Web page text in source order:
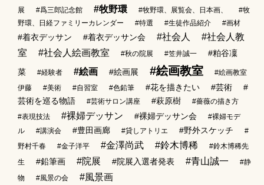
展
#爲三郎記念館 #牧野環 #牧野環、展覧会、日本画、
#牧
野環、日経ファミリーカレンダー
#特選 #生徒作品紹介 #画材
#着衣デッサン #着衣デッサン会 #社会人
#社会人教
室
#社会人絵画教室 #秋の院展 #笠井誠一
#粕谷凜
菜
#経験者 #絵画 #絵画展 #絵画教室
#絵画教室
伊藤
#美術 #自習室 #色鉛筆 #花を描きたい #芸術
#
芸術を巡る物語
#芸術サロン講座 #萩原樹
#薔薇の描き方
#表現技法
#裸婦デッサン #裸婦デッサン会
#裸婦モデ
ル
#講演会 #豊田画廊 #貸しアトリエ #野外スケッチ
#
野村千春
#金子洋平 #金澤尚武 #鈴木博稀
#鈴木博稀先
生
#鉛筆画 #院展 #院展入選者発表 #青山誠一
#静
物
#風景の会 #風景画